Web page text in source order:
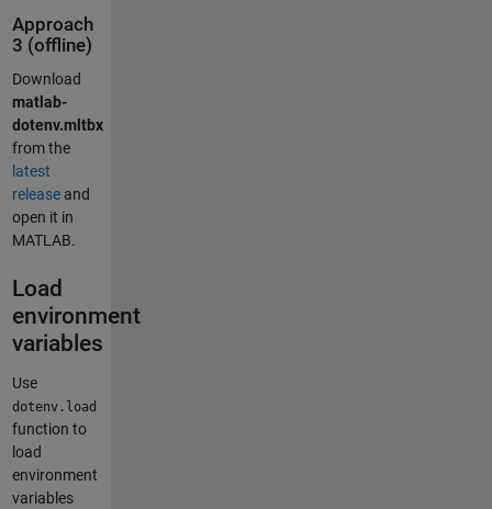
Approach
3 (offline)
Download
matlab-
dotenv.mltbx
from the
latest
releaseand
open it in
MATLAB.
Load
environment
variables
Use
dotenv.load
function to
load
environment
variables